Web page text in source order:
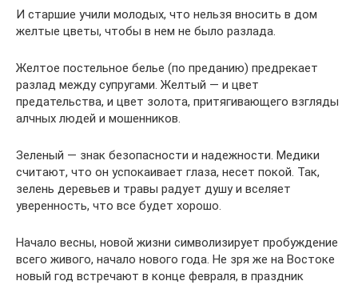
И старшие учили молодых, что нельзя вносить в дом
желтые цветы, чтобы в нем не было разлада.
Желтое постельное белье (по преданию) предрекает
разлад между супругами. Желтый — и цвет
предательства, и цвет золота, притягивающего взгляды
алчных людей и мошенников.
Зеленый — знак безопасности и надежности. Медики
считают, что он успокаивает глаза, несет покой. Так,
зелень деревьев и травы радует душу и вселяет
уверенность, что все будет хорошо.
Начало весны, новой жизни символизирует пробуждение
всего живого, начало нового года. Не зря же на Востоке
новый год встречают в конце февраля, в праздник